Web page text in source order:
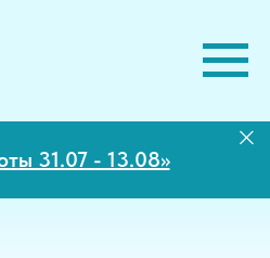
31.07 - 13.08>>